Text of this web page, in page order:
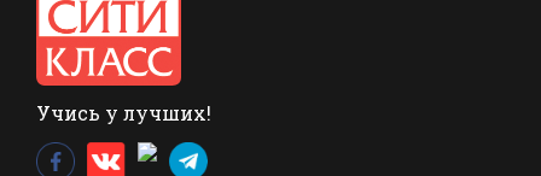
Учись у лучших!